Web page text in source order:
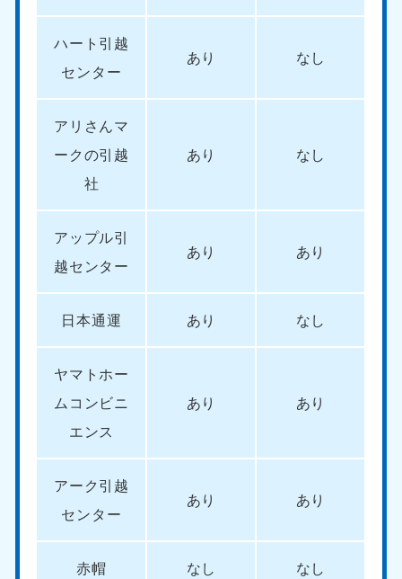
ハート引越
センター
あり なし
アリさんマ
ークの引越
社
あり なし
アップル引
越センター
あり あり
日本通運 あり なし
ヤマトホー
ムコンビニ
エンス
あり あり
アーク引越
センター
あり あり
赤帽 なし なし
050-1881-5248
9:00〜19:00 年中無休
中国
岡山県
050-1881-5146
9:00〜19:00 年中無休
050-1880-9900
広島県
050-1881-5144
鳥取県
9:00〜19:00 年中無休
島根県
050-1881-5145
香川県
050-1880-9899
徳島県
愛媛県
050-1880-9896
9:00〜19:00 年中無休
050-1880-9897